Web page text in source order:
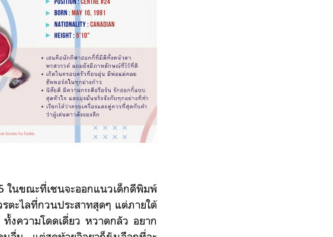
ในขณะที่เชนจะออกแนวเด็กดีพิมพ์
รตะไลที่กวนประสาทสุดๆ แต่ภายใต้
งความโดดเดี่ยว หวาดกลัว อยาก